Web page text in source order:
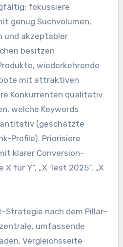
fokussiere
g‬enug Suchvolumen,
u‬nd akzeptabler
besitzen
wiederkehrende
m‬it attraktiven
Konkurrenten qualitativ
w‬elche Keywords
(geschätzte
Profile). Priorisiere
klarer Conversion-
f‬ür Y“, „X Test 2025“, „X
Strategie n‬ach d‬em Pillar–
umfassende
Vergleichsseite